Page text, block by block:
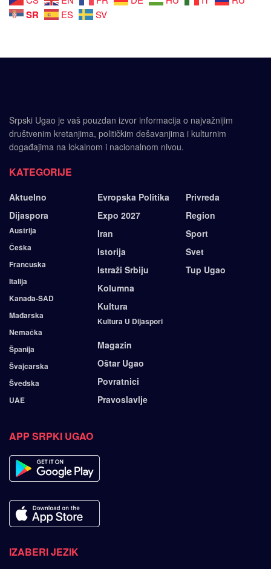
SR ES SV
Srpski Ugao je vaš pouzdan izvor informacija o najvažnijim
društvenim kretanjima, političkim dešavanjima i kulturnim
događajima na lokalnom i nacionalnom nivou.
KATEGORIJE
Aktuelno
Dijaspora
Austrija
Češka
Francuska
Italija
Kanada-SAD
Mađarska
Nemačka
Španija
Švajcarska
Švedska
UAE
Evropska Politika
Expo 2027
Iran
Istorija
Istraži Srbiju
Kolumna
Kultura
Kultura U Dijaspori
Magazin
Oštar Ugao
Povratnici
Pravoslavlje
Privreda
Region
Sport
Svet
Tup Ugao
APP SRPKI UGAO
IZABERI JEZIK